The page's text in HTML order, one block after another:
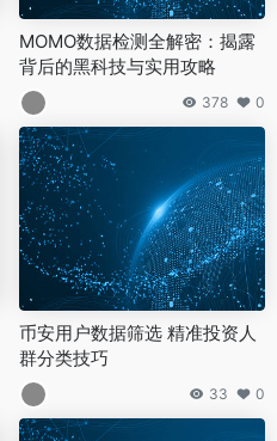
MOMO数据检测全解密：揭露
背后的黑科技与实用攻略
378 0
币安用户数据筛选 精准投资人
群分类技巧
33 0